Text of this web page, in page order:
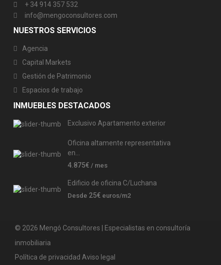
+ 34 914 357 532
info@mengoconsultores.com
NUESTROS SERVICIOS
Agencia
Capital Markets
Gestión de Patrimonio
Espacios de trabajo
INMUEBLES DESTACADOS
Exclusivo Apartamento exterior
Oficina altamente representativa
en...
4.875€ / mes
Edificio de oficina C/Luchana
Desde 25€ euros/m2
© 2026 Mengó Consultores | Especialistas en consultoría
inmobiliaria
Política de privacidad Aviso legal